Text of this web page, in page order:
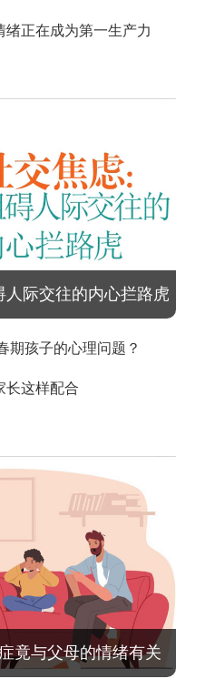
绪正在成为第一生产力
际交往的内心拦路虎
期孩子的心理问题？
长这样配合
竟与父母的情绪有关